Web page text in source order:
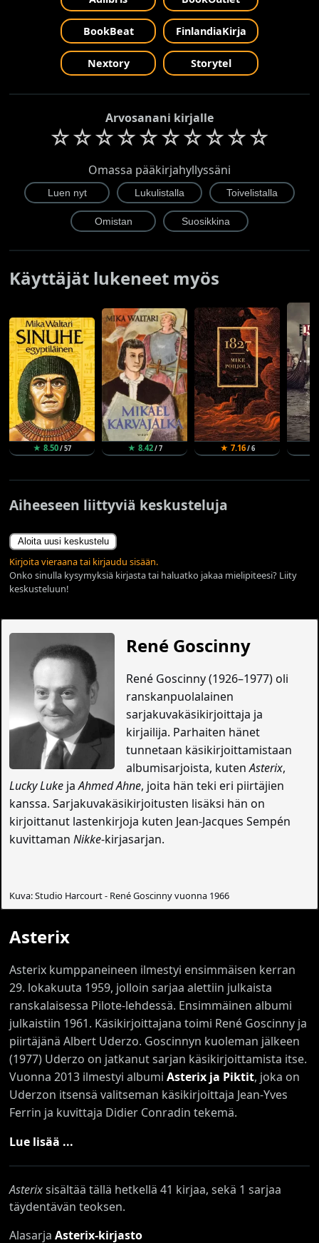
BookBeat FinlandiaKirja
Nextory Storytel
Arvosanani kirjalle
☆☆☆☆☆☆☆☆☆☆
Omassa pääkirjahyllyssäni
Käyttäjät lukeneet myös
★ 8.50/ 57 ★ 8.42/ 7 ★ 7.16/ 6
Aiheeseen liittyviä keskusteluja
Aloita uusi keskustelu
Kirjoita vieraana tai kirjaudu sisään.
Onko sinulla kysymyksiä kirjasta tai haluatko jakaa mielipiteesi? Liity
keskusteluun!
René Goscinny
René Goscinny (1926–1977) oli
ranskanpuolalainen
sarjakuvakäsikirjoittaja ja
kirjailija. Parhaiten hänet
tunnetaan käsikirjoittamistaan
albumisarjoista, kutenAsterix,
Lucky Luke jaAhmed Ahne, joita hän teki eri piirtäjien
kanssa. Sarjakuvakäsikirjoitusten lisäksi hän on
kirjoittanut lastenkirjoja kuten Jean-Jacques Sempén
kuvittamanNikke-kirjasarjan.
Kuva: Studio Harcourt - René Goscinny vuonna 1966
Asterix
Asterix kumppaneineen ilmestyi ensimmäisen kerran
29. lokakuuta 1959, jolloin sarjaa alettiin julkaista
ranskalaisessa Pilote-lehdessä. Ensimmäinen albumi
julkaistiin 1961. Käsikirjoittajana toimi René Goscinny ja
piirtäjänä Albert Uderzo. Goscinnyn kuoleman jälkeen
(1977) Uderzo on jatkanut sarjan käsikirjoittamista itse.
Vuonna 2013 ilmestyi albumiAsterix ja Piktit, joka on
Uderzon itsensä valitseman käsikirjoittaja Jean-Yves
Ferrin ja kuvittaja Didier Conradin tekemä.
Lue lisää ...
Asterixsisältää tällä hetkellä 41 kirjaa, sekä 1 sarjaa
täydentävän teoksen.
AlasarjaAsterix-kirjasto